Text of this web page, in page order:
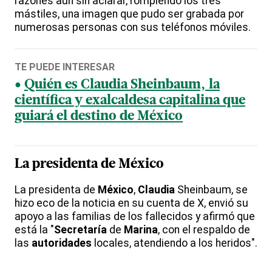
mástiles, una imagen que pudo ser grabada por
numerosas personas con sus teléfonos móviles.
TE PUEDE INTERESAR
Quién es Claudia Sheinbaum, la
científica y exalcaldesa capitalina que
guiará el destino de México
La presidenta de México
La presidenta de México, Claudia Sheinbaum, se
hizo eco de la noticia en su cuenta de X, envió su
apoyo a las familias de los fallecidos y afirmó que
está la "Secretaría de Marina, con el respaldo de
las autoridades locales, atendiendo a los heridos".